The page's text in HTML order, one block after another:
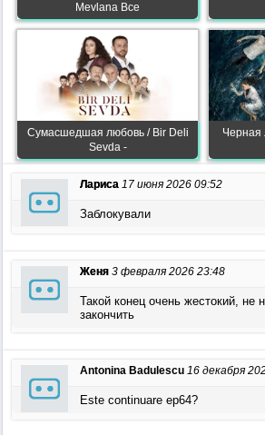
Mevlana Все
Сумасшедшая любовь / Bir Deli
Sevda -
Черная
Лариса 17 июня 2026 09:52
Заблокували
Женя 3 февраля 2026 23:48
Такой конец очень жестокий, не
закончить
Antonina Badulescu 16 декабря
Este continuare ep64?